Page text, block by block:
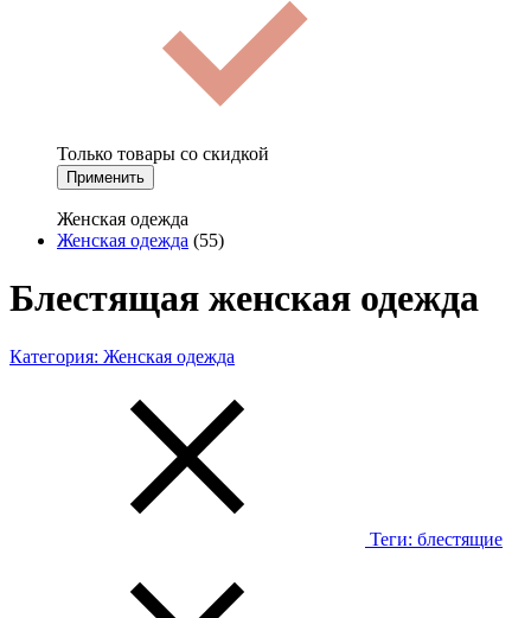
Только товары со скидкой
Применить
Женская одежда
Женская одежда (55)
Блестящая женская одежда
Категория: Женская одежда
Теги: блестящие